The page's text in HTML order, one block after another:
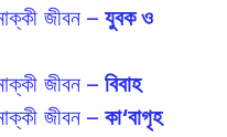
জীবন – যুবক ও
জীবন – বিবাহ
জীবন – কা‘বাগৃহ